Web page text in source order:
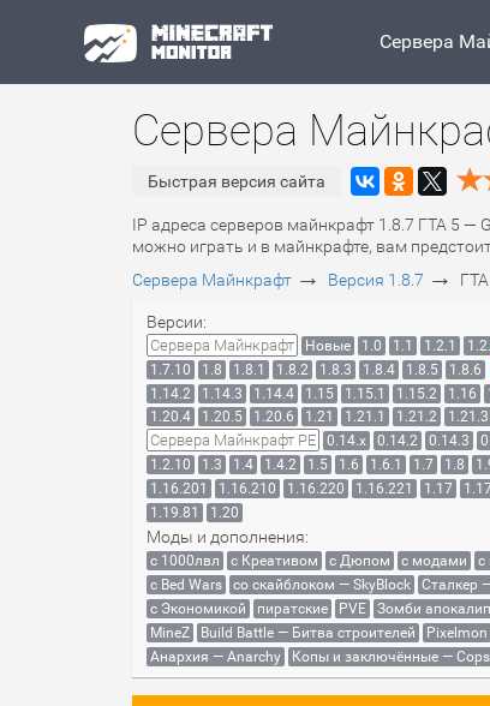
Сервера
Сервера
Быстрая версия сайта
IP адреса серверов майнкрафт 1.8.7 ГТА 5 —
можно играть и в майнкрафте, вам
Сервера Майнкрафт → Версия 1.8.7 →
Версии:
Сервера Майнкрафт Новые 1.0 1.1 1.2.1
1.7.10
1.8 1.8.1 1.8.2 1.8.3 1.8.4 1.8.5 1.8.6
1.14.2
1.14.3 1.14.4 1.15 1.15.1 1.15.2 1.16
1.20.4
1.20.5 1.20.6 1.21 1.21.1 1.21.2 1.21.3
Сервера Майнкрафт PE 0.14.x 0.14.2 0.14.3
1.2.10
1.3 1.4 1.4.2 1.5 1.6 1.6.1 1.7 1.8
1.16.201
1.16.210 1.16.220 1.16.221 1.17
1.19.81
1.20
Моды и дополнения:
с 1000лвл c Креативом с Дюпом с модами с
с Bed Wars
со скайблоком — SkyBlock Сталкер
с Экономикой
пиратские PVE Зомби
MineZ
Build Battle — Битва строителей Pixelmon
Анархия — Anarchy
Копы и заключённые —